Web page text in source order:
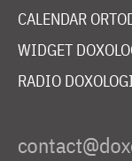
CALENDAR
WIDGET
RADIO